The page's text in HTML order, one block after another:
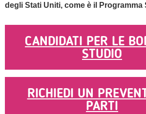
degli Stati Uniti, come è il Programma
CANDIDATI PER LE
STUDIO
RICHIEDI UN
PARTI